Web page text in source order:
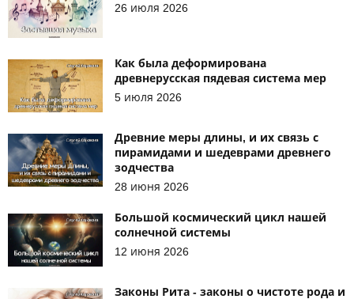
26 июля 2026
Как была деформирована
древнерусская пядевая система мер
5 июля 2026
Древние меры длины, и их связь с
пирамидами и шедеврами древнего
зодчества
28 июня 2026
Большой космический цикл нашей
солнечной системы
12 июня 2026
Законы Рита - законы о чистоте рода и